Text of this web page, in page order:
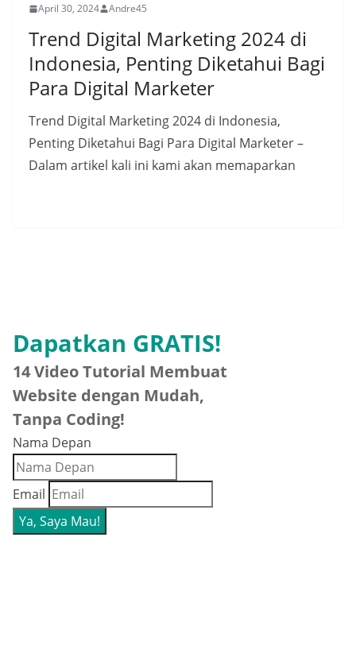
April 30, 2024 Andre45
Trend Digital Marketing 2024 di
Indonesia, Penting Diketahui Bagi
Para Digital Marketer
Trend Digital Marketing 2024 di Indonesia,
Penting Diketahui Bagi Para Digital Marketer –
Dalam artikel kali ini kami akan memaparkan
Dapatkan GRATIS!
14 Video Tutorial Membuat
Website dengan Mudah,
Tanpa Coding!
Nama Depan
Email